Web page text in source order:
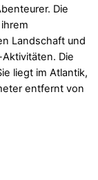
Die
Landschaft und
Die
liegt im Atlantik,
entfernt von